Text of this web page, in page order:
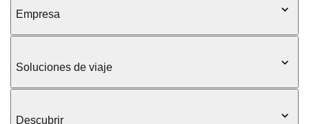
Empresa
Soluciones de viaje
Descubrir